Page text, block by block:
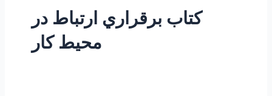
کتاب برقراري ارتباط در
محيط كار